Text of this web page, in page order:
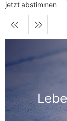
jetzt abstimmen